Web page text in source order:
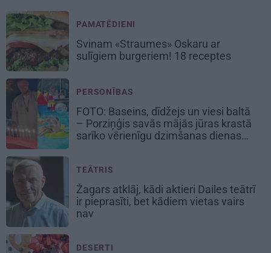
PAMATĒDIENI
Svinam «Straumes» Oskaru ar
sulīgiem burgeriem! 18 receptes
PERSONĪBAS
FOTO: Baseins, dīdžejs un viesi baltā
– Porziņģis savās mājās jūras krastā
sarīko vērienīgu dzimšanas dienas
TEĀTRIS
Žagars atklāj, kādi aktieri Dailes teātrī
ir pieprasīti, bet kādiem vietas vairs
nav
DESERTI